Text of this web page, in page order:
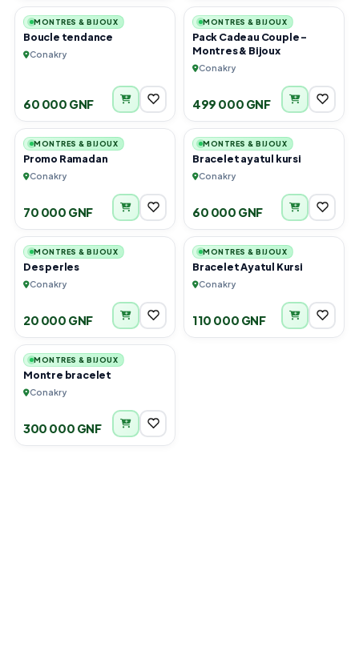
MONTRES & BIJOUX
Boucle tendance
Conakry
60 000 GNF
MONTRES & BIJOUX
Pack Cadeau Couple -
Montres & Bijoux
Conakry
499 000 GNF
2
MONTRES & BIJOUX
Promo Ramadan
Conakry
70 000 GNF
1
MONTRES & BIJOUX
Bracelet ayatul kursi
Conakry
60 000 GNF
6
MONTRES & BIJOUX
Des perles
Conakry
20 000 GNF
6
MONTRES & BIJOUX
Bracelet Ayatul Kursi
Conakry
110 000 GNF
6
MONTRES & BIJOUX
Montre bracelet
Conakry
300 000 GNF